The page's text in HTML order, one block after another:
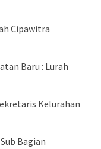
Cipawitra
Baru : Lurah
Kelurahan
Bagian